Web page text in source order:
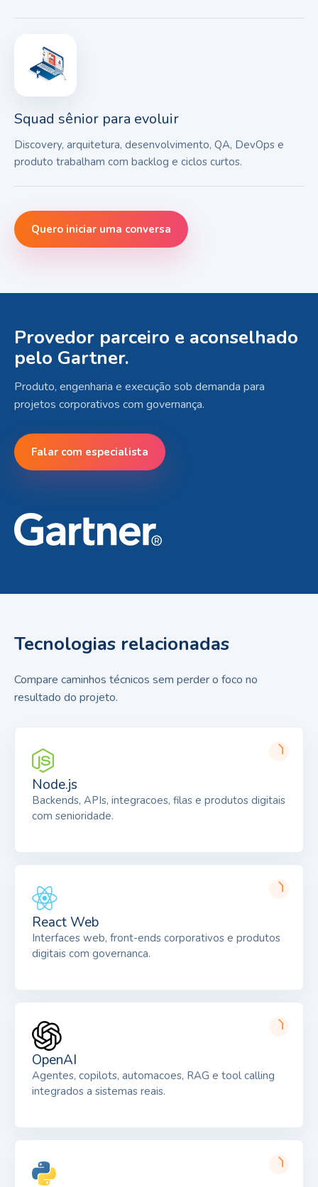
Squad sênior para evoluir
Discovery, arquitetura, desenvolvimento, QA, DevOps e
produto trabalham com backlog e ciclos curtos.
Quero iniciar uma conversa
Provedor parceiro e aconselhado
pelo Gartner.
Produto, engenharia e execução sob demanda para
projetos corporativos com governança.
Falar com especialista
Tecnologias relacionadas
Compare caminhos técnicos sem perder o foco no
resultado do projeto.
Node.js
Backends, APIs, integracoes, filas e produtos digitais
com senioridade.
React Web
Interfaces web, front-ends corporativos e produtos
digitais com governanca.
OpenAI
Agentes, copilots, automacoes, RAG e tool calling
integrados a sistemas reais.